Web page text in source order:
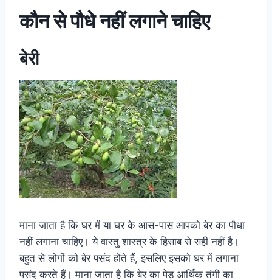
कौन से पौधे नहीं लगाने चाहिए
बेरी
माना जाता है कि घर में या घर के आस-पास आपको बेर का पौधा
नहीं लगाना चाहिए। ये वास्तु शास्त्र के हिसाब से सही नहीं है।
बहुत से लोगों को बेर पसंद होते हैं, इसलिए इसको घर में लगाना
पसंद करते हैं। माना जाता है कि बेर का पेड़ आर्थिक तंगी का